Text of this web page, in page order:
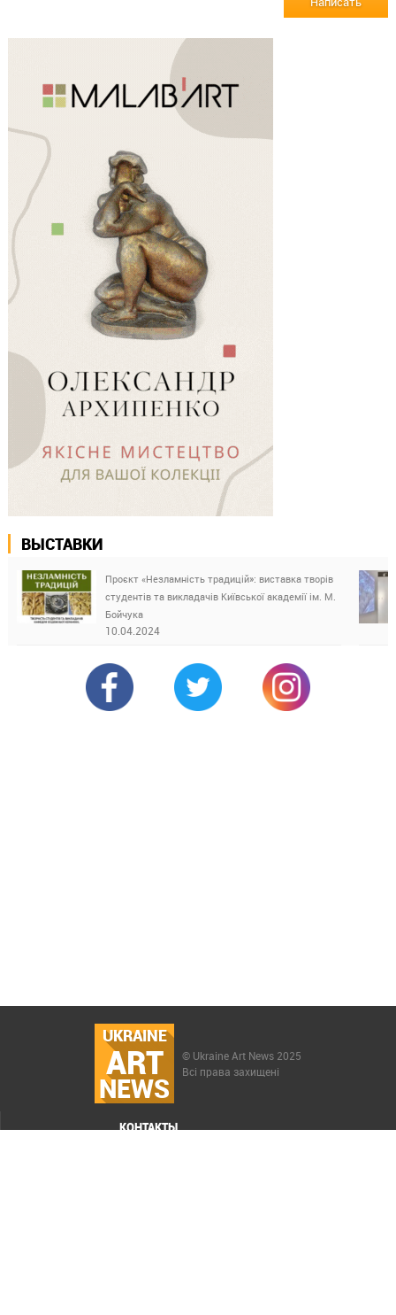
ВЫСТАВКИ
Проєкт «Незламність традицій»: виставка творів
студентів та викладачів Київської академії ім. М.
Бойчука
10.04.2024
UKRAINE
ART
NEWS
© Ukraine Art News 2025
Всі права захищені
КОНТАКТЫ